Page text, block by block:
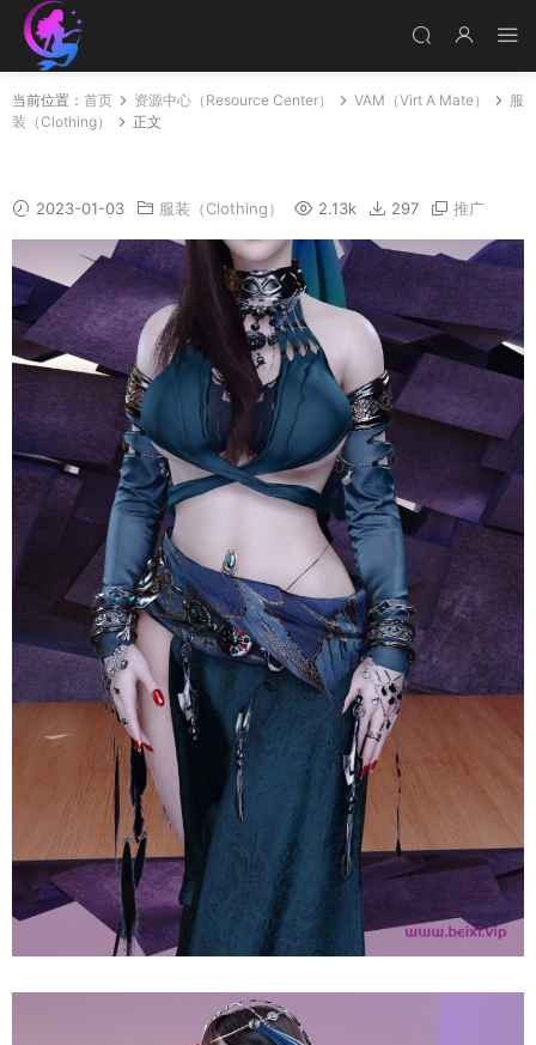
当前位置： 首页 资源中心（Resource Center） VAM（Virt A Mate）
服
装（Clothing）
正文
2023-01-03 服装（Clothing） 2.13k 297 推广